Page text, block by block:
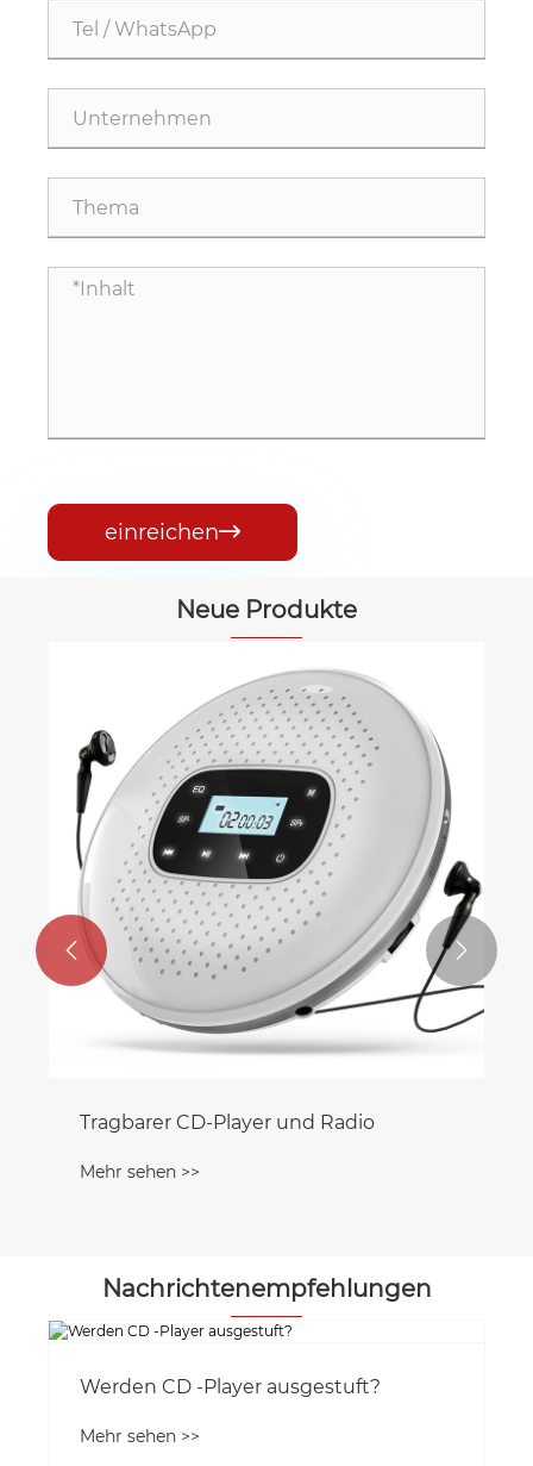
einreichen
Neue Produkte
Tragbarer CD-Player und Radio
Mehr sehen >>
 
Nachrichtenempfehlungen
Werden CD -Player ausgestuft?
Mehr sehen >>